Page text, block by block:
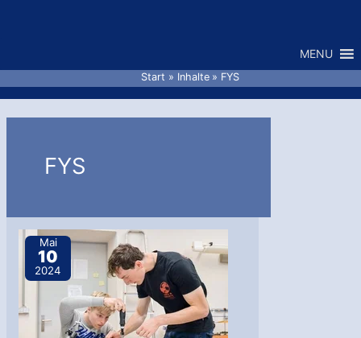
MENU
Start Inhalte FYS
FYS
Mai
10
2024